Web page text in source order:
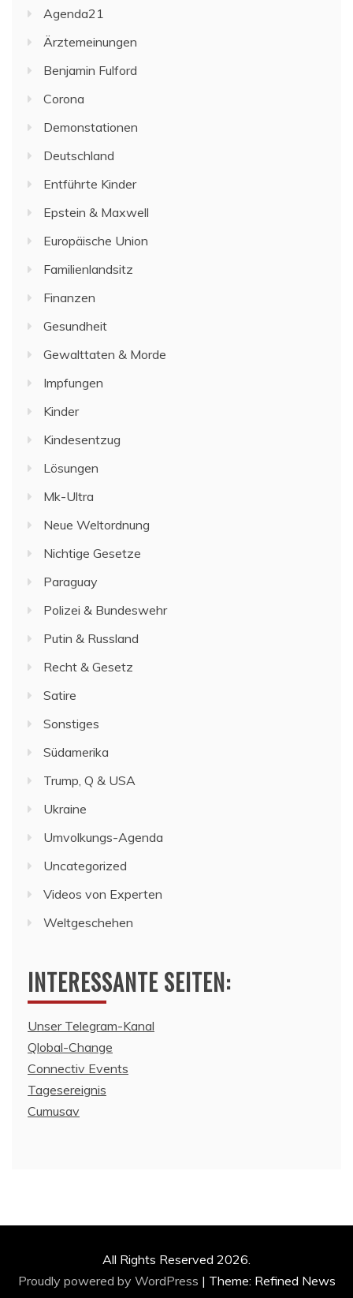
Agenda21
Ärztemeinungen
Benjamin Fulford
Corona
Demonstationen
Deutschland
Entführte Kinder
Epstein & Maxwell
Europäische Union
Familienlandsitz
Finanzen
Gesundheit
Gewalttaten & Morde
Impfungen
Kinder
Kindesentzug
Lösungen
Mk-Ultra
Neue Weltordnung
Nichtige Gesetze
Paraguay
Polizei & Bundeswehr
Putin & Russland
Recht & Gesetz
Satire
Sonstiges
Südamerika
Trump, Q & USA
Ukraine
Umvolkungs-Agenda
Uncategorized
Videos von Experten
Weltgeschehen
INTERESSANTE SEITEN:
Unser Telegram-Kanal
Qlobal-Change
Connectiv Events
Tagesereignis
Cumusav
All Rights Reserved 2026.
Proudly powered by WordPress | Theme: Refined News